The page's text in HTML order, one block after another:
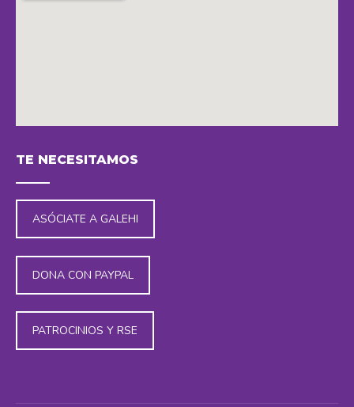
TE NECESITAMOS
ASÓCIATE A GALEHI
DONA CON PAYPAL
PATROCINIOS Y RSE